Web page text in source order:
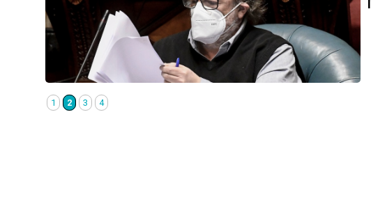
1 2 3 4